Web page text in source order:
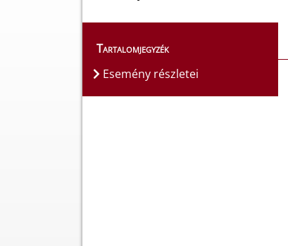
Tartalomjegyzék
Esemény részletei